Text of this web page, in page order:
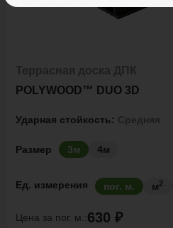
POLYWOOD™ DUO 3D
Ударная стойкость:
Размер 3м 4м
Ед. измерения пог. м. м2
Цена за пог. м.:630 ₽